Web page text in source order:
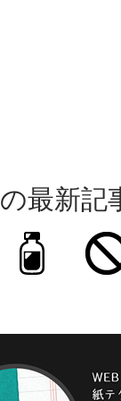
の最新記